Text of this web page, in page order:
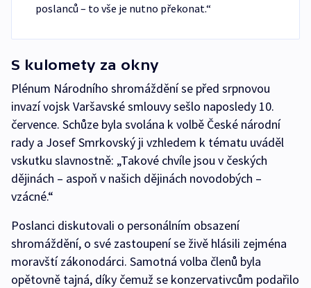
poslanců – to vše je nutno překonat.“
S kulomety za okny
Plénum Národního shromáždění se před srpnovou
invazí vojsk Varšavské smlouvy sešlo naposledy 10.
července. Schůze byla svolána k volbě České národní
rady a Josef Smrkovský ji vzhledem k tématu uváděl
vskutku slavnostně: „Takové chvíle jsou v českých
dějinách – aspoň v našich dějinách novodobých –
vzácné.“
Poslanci diskutovali o personálním obsazení
shromáždění, o své zastoupení se živě hlásili zejména
moravští zákonodárci. Samotná volba členů byla
opětovně tajná, díky čemuž se konzervativcům podařilo